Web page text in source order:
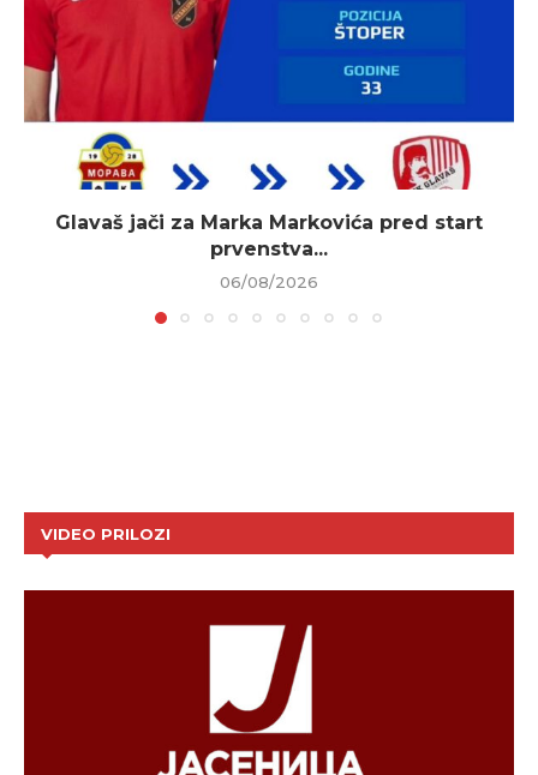
Glavaš jači za Marka Markovića pred start
prvenstva...
06/08/2026
VIDEO PRILOZI